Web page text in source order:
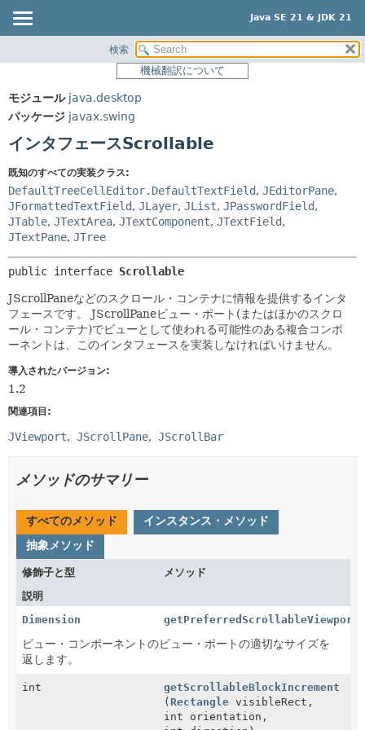
Java SE 21 & JDK 21
パッケージ
使用
ツリー
プレビュー
新規
非推奨
索引
ヘルプ
サマリー:
ネスト済
詳細:
フィールド
メソッド
検索
機械翻訳について
モジュール java.desktop
パッケージ javax.swing
インタフェースScrollable
既知のすべての実装クラス:
DefaultTreeCellEditor.DefaultTextField, JEditorPane,
JFormattedTextField, JLayer, JList, JPasswordField,
JTable, JTextArea, JTextComponent, JTextField,
JTextPane, JTree
public interface Scrollable
JScrollPaneなどのスクロール・コンテナに情報を提供するインタ
フェースです。
JScrollPaneビュー・ポート(またはほかのスクロ
ール・コンテナ)でビューとして使われる可能性のある複合コンポ
ーネントは、このインタフェースを実装しなければいけません。
導入されたバージョン:
1.2
関連項目:
JViewport JScrollPane JScrollBar
メソッドのサマリー
すべてのメソッド
インスタンス・メソッド
抽象メソッド
修飾子と型
メソッド
説明
Dimension
ビュー・コンポーネントのビュー・ポートの適切なサイズを
返します。
int
getScrollableBlockIncrement
(Rectangle visibleRect,
int orientation,